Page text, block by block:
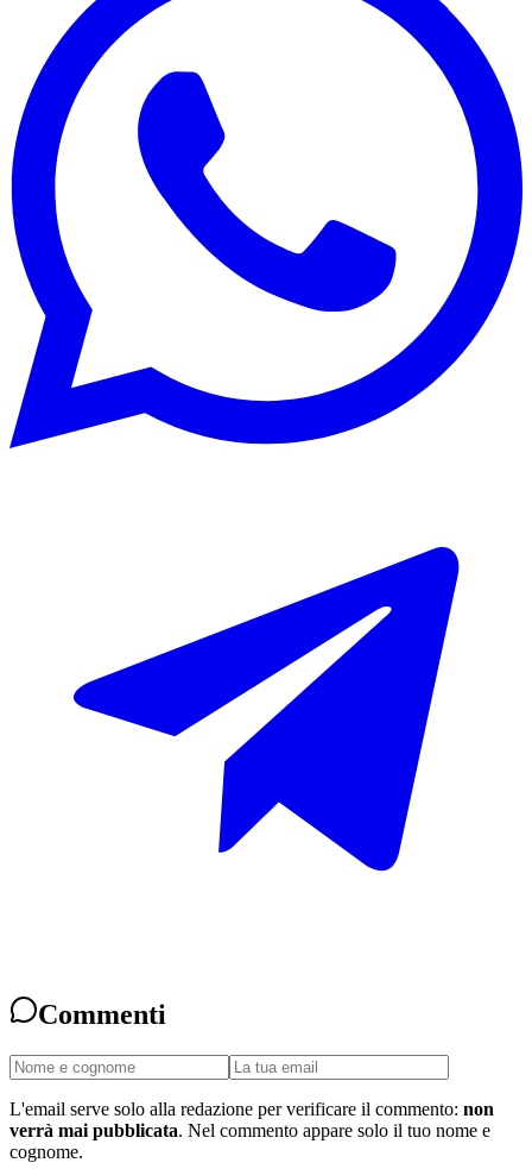
Commenti
L'email serve solo alla redazione per verificare il commento: non
verrà mai pubblicata. Nel commento appare solo il tuo nome e
cognome.